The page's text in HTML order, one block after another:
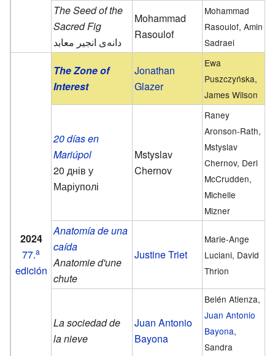
The Seed of the
Sacred Fig
دانه‌ی انجیر معابد
Mohammad
Rasoulof
Mohammad
Rasoulof, Amin
Sadraei
2024
77.a
edición
The Zone of
Interest
Jonathan
Glazer
Ewa
Puszczyńska,
James Wilson
20 días en
Mariúpol
20 днів у
Маріуполі
Mstyslav
Chernov
Raney
Aronson-Rath,
Mstyslav
Chernov, Derl
McCrudden,
Michelle
Mizner
Anatomía de una
caída
Anatomie d'une
chute
Justine Triet
Marie-Ange
Luciani, David
Thrion
La sociedad de
la nieve
Juan Antonio
Bayona
Belén Atienza,
Juan Antonio
Bayona,
Sandra